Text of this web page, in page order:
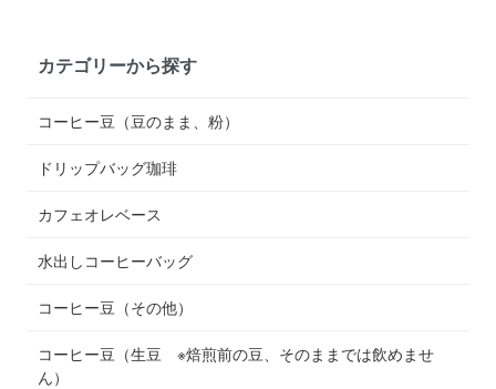
カテゴリーから探す
コーヒー豆（豆のまま、粉）
ドリップバッグ珈琲
カフェオレベース
水出しコーヒーバッグ
コーヒー豆（その他）
コーヒー豆（生豆 ※焙煎前の豆、そのままでは飲めませ
ん）